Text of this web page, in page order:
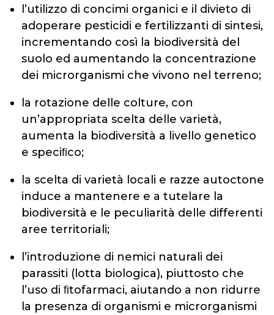
l’utilizzo di concimi organici e il divieto di
adoperare pesticidi e fertilizzanti di sintesi,
incrementando così la biodiversità del
suolo ed aumentando la concentrazione
dei microrganismi che vivono nel terreno;
la rotazione delle colture, con
un’appropriata scelta delle varietà,
aumenta la biodiversità a livello genetico
e speciﬁco;
la scelta di varietà locali e razze autoctone
induce a mantenere e a tutelare la
biodiversità e le peculiarità delle differenti
aree territoriali;
l’introduzione di nemici naturali dei
parassiti (lotta biologica), piuttosto che
l’uso di ﬁtofarmaci, aiutando a non ridurre
la presenza di organismi e microrganismi